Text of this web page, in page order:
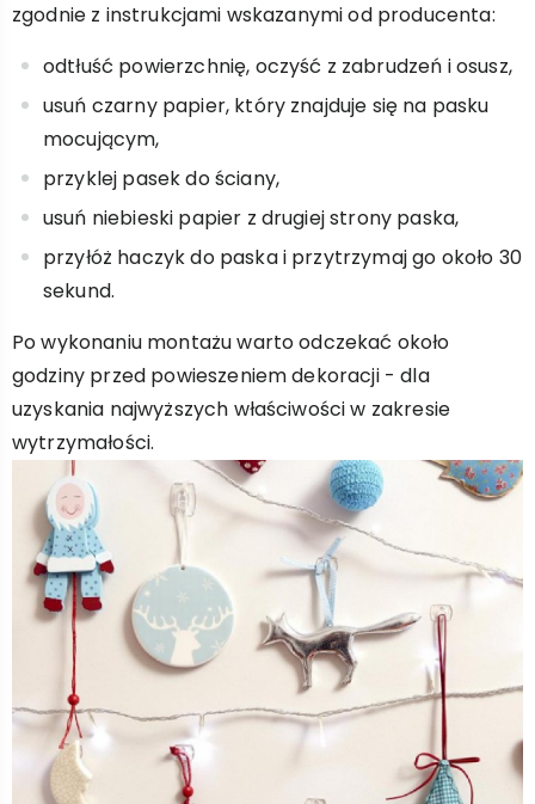
zgodnie z instrukcjami wskazanymi od producenta:
odtłuść powierzchnię, oczyść z zabrudzeń i osusz,
usuń czarny papier, który znajduje się na pasku
mocującym,
przyklej pasek do ściany,
usuń niebieski papier z drugiej strony paska,
przyłóż haczyk do paska i przytrzymaj go około 30
sekund.
Po wykonaniu montażu warto odczekać około
godziny przed powieszeniem dekoracji - dla
uzyskania najwyższych właściwości w zakresie
wytrzymałości.